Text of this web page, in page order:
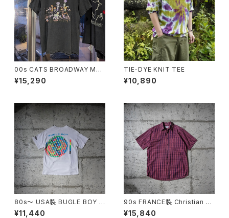
00s CATS BROADWAY MU
SICAL TEE
¥15,290
TIE-DYE KNIT TEE
¥10,890
80s〜 USA製 BUGLE BOY S
WIM Puff Print Tee
¥11,440
90s FRANCE製 Christian Di
or Checkered S/S Shirt
¥15,840